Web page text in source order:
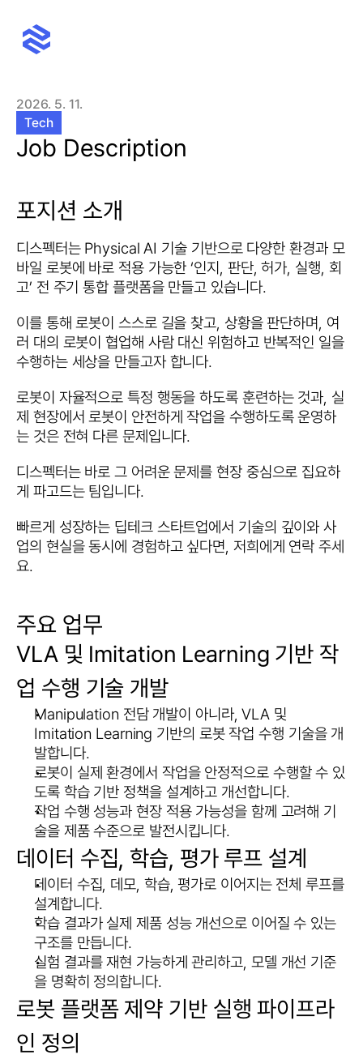
2026. 5. 11.
Tech
Job Description
포지션 소개
디스펙터는 Physical AI 기술 기반으로 다양한 환경과 모
바일 로봇에 바로 적용 가능한 ‘인지, 판단, 허가, 실행, 회
고’ 전 주기 통합 플랫폼을 만들고 있습니다.
이를 통해 로봇이 스스로 길을 찾고, 상황을 판단하며, 여
러 대의 로봇이 협업해 사람 대신 위험하고 반복적인 일을
수행하는 세상을 만들고자 합니다.
로봇이 자율적으로 특정 행동을 하도록 훈련하는 것과, 실
제 현장에서 로봇이 안전하게 작업을 수행하도록 운영하
는 것은 전혀 다른 문제입니다.
디스펙터는 바로 그 어려운 문제를 현장 중심으로 집요하
게 파고드는 팀입니다.
빠르게 성장하는 딥테크 스타트업에서 기술의 깊이와 사
업의 현실을 동시에 경험하고 싶다면, 저희에게 연락 주세
요.
주요 업무
VLA 및 Imitation Learning 기반 작
업 수행 기술 개발
Manipulation 전담 개발이 아니라, VLA 및
Imitation Learning 기반의 로봇 작업 수행 기술을 개
발합니다.
로봇이 실제 환경에서 작업을 안정적으로 수행할 수 있
도록 학습 기반 정책을 설계하고 개선합니다.
작업 수행 성능과 현장 적용 가능성을 함께 고려해 기
술을 제품 수준으로 발전시킵니다.
데이터 수집, 학습, 평가 루프 설계
데이터 수집, 데모, 학습, 평가로 이어지는 전체 루프를
설계합니다.
학습 결과가 실제 제품 성능 개선으로 이어질 수 있는
구조를 만듭니다.
실험 결과를 재현 가능하게 관리하고, 모델 개선 기준
을 명확히 정의합니다.
로봇 플랫폼 제약 기반 실행 파이프라
인 정의
News
Package
Ask for a quote